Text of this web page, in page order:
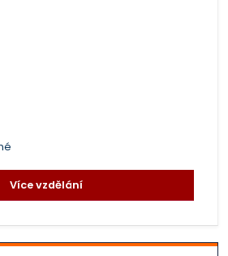
Více vzdělání